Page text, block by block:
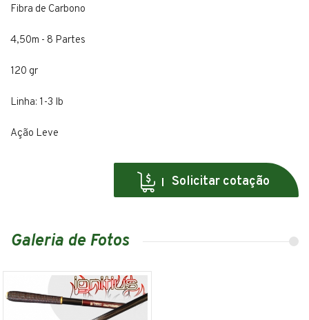
Fibra de Carbono
4,50m - 8 Partes
120 gr
Linha: 1-3 lb
Ação Leve
Solicitar cotação
Galeria de Fotos